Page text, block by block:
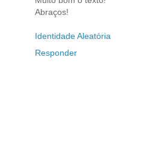
Abraços!
Identidade Aleatória
Responder